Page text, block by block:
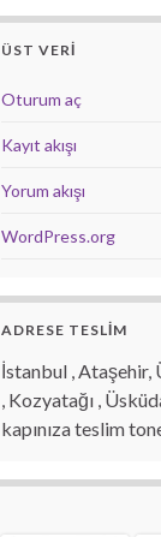
ÜST VERI
Oturum aç
Kayıt akışı
Yorum akışı
WordPress.org
ADRESE TESLİM
İstanbul , Ataşehir,
, Kozyatağı ,
kapınıza teslim